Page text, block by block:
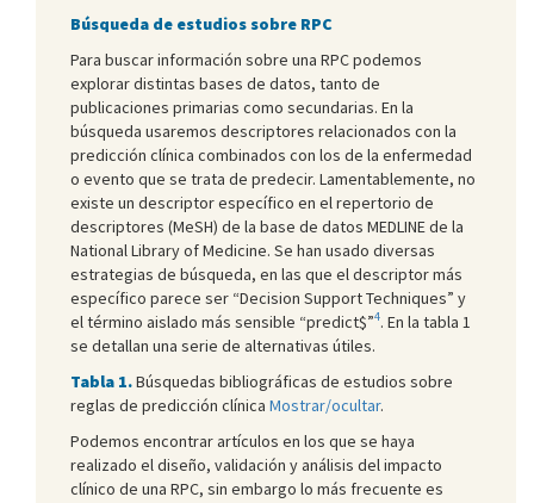
Búsqueda de estudios sobre RPC
Para buscar información sobre una RPC podemos
explorar distintas bases de datos, tanto de
publicaciones primarias como secundarias. En la
búsqueda usaremos descriptores relacionados con la
predicción clínica combinados con los de la enfermedad
o evento que se trata de predecir. Lamentablemente, no
existe un descriptor específico en el repertorio de
descriptores (MeSH) de la base de datos MEDLINE de la
National Library of Medicine. Se han usado diversas
estrategias de búsqueda, en las que el descriptor más
específico parece ser “Decision Support Techniques” y
el término aislado más sensible “predict$”4. En la tabla 1
se detallan una serie de alternativas útiles.
Tabla 1.Búsquedas bibliográficas de estudios sobre
reglas de predicción clínica Mostrar/ocultar.
Podemos encontrar artículos en los que se haya
realizado el diseño, validación y análisis del impacto
clínico de una RPC, sin embargo lo más frecuente es